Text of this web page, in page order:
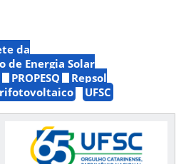
da
de Energia Solar
PROPESQ
Repsol
UFSC